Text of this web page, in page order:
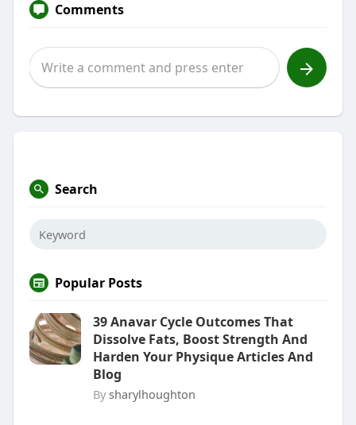
Comments
Search
Popular Posts
39 Anavar Cycle Outcomes That
Dissolve Fats, Boost Strength And
Harden Your Physique Articles And
Blog
By sharylhoughton